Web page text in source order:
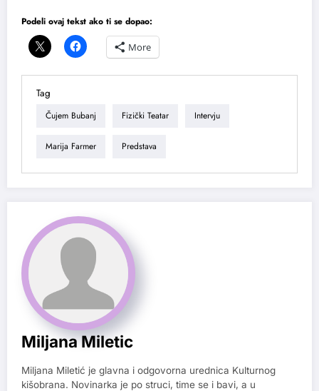
Podeli ovaj tekst ako ti se dopao:
More
Tag
Čujem Bubanj Fizički Teatar Intervju
Marija Farmer Predstava
Miljana Miletic
Miljana Miletić je glavna i odgovorna urednica Kulturnog
kišobrana. Novinarka je po struci, time se i bavi, a u